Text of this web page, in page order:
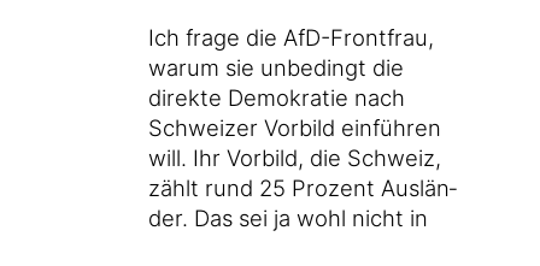
Ich fra­ge die AfD-Frontfrau,
war­um sie unbe­dingt die
direk­te Demo­kra­tie nach
Schwei­zer Vor­bild ein­füh­ren
will. Ihr Vor­bild, die Schweiz,
zählt rund 25 Pro­zent Aus­län­
der. Das sei ja wohl nicht in